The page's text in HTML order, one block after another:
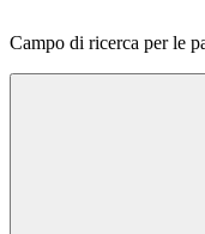
Campo di ricerca per le